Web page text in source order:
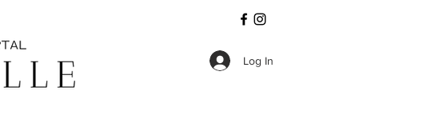
Log In